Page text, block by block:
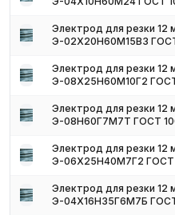
У любого способа обработки
электродов обладает
Достоинства резки:
начинающий специалист,
Для исполнения не
приспособлений;
Недочеты этого метода:
Электрод для резки 12
Э-02Х20Н60М15В3
Электрод для резки 12
Э-08Х25Н60М10Г2
Электрод для резки 12
Э-08Н60Г7М7Т ГОСТ
Электрод для резки 12
Э-06Х25Н40М7Г2 ГОСТ
Электрод для резки 12
Э-04Х16Н35Г6М7Б